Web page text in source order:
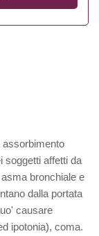
assorbimento
soggetti affetti da
bronchiale e
dalla portata
causare
ipotonia), coma.